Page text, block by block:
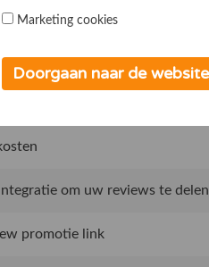
de Algemene voorwaarden
om uw reviews te delen
promotie link
Marketing cookies
Doorgaan naar de website